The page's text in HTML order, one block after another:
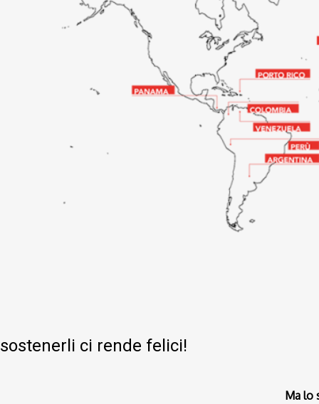
sostenerli ci rende felici!
Ma lo